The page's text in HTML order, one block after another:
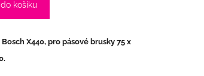
košíku
X440, pro pásové brusky 75 x